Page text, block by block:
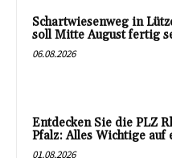
Schartwiesenweg in
soll Mitte August fertig
06.08.2026
Entdecken Sie die PLZ
Pfalz: Alles Wichtige auf
01.08.2026